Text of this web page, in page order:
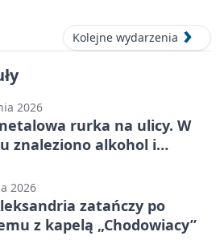
Kolejne wydarzenia
2026
rurka na ulicy. W
znaleziono alkohol i
2026
zatańczy po
z kapelą „Chodowiacy”